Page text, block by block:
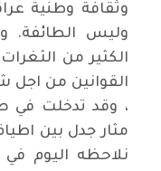
وثقافة وطنية
وليس الطائفة.
الكثير من
القوانين من اجل
، وقد تدخلت في
مثار جدل بين
نلاحظه اليوم في